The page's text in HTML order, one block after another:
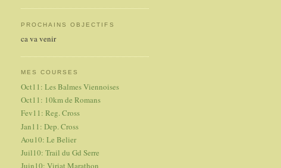
PROCHAINS OBJECTIFS
ca va venir
MES COURSES
Oct11: Les Balmes Viennoises
Oct11: 10km de Romans
Fev11: Reg. Cross
Jan11: Dep. Cross
Aou10: Le Belier
Juil10: Trail du Gd Serre
Juin10: Viriat Marathon